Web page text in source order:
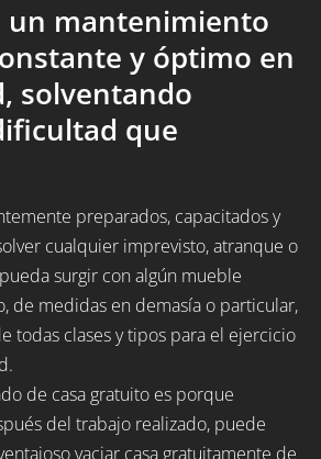
un mantenimiento
y óptimo en
solventando
que
preparados, capacitados y
cualquier imprevisto, atranque o
surgir con algún mueble
de medidas en demasía o particular,
todas clases y tipos para el ejercicio
de casa gratuito es porque
del trabajo realizado, puede
vaciar casa gratuitamente de